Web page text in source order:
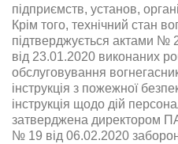
підприємств, установ,
Крім того, технічний стан
підтверджується актами №
від 23.01.2020 виконаних
обслуговування
інструкція з пожежної
інструкція щодо дій
затверджена директором
№ 19 від 06.02.2020